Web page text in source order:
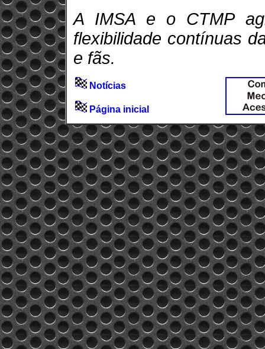
A IMSA e o CTMP
flexibilidade contínuas
e fãs.
Notícias
Página inicial